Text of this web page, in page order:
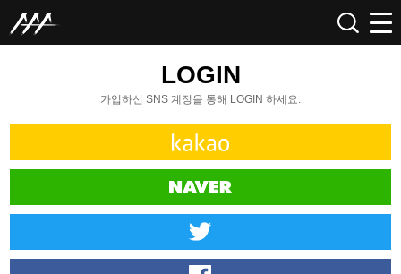
LOGIN
가입하신 SNS 계정을 통해 LOGIN 하세요.